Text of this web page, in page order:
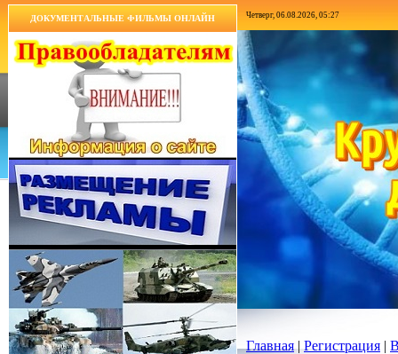
ДОКУМЕНТАЛЬНЫЕ ФИЛЬМЫ ОНЛАЙН Четверг, 06.08.2026, 05:27
Главная|Регистрация |